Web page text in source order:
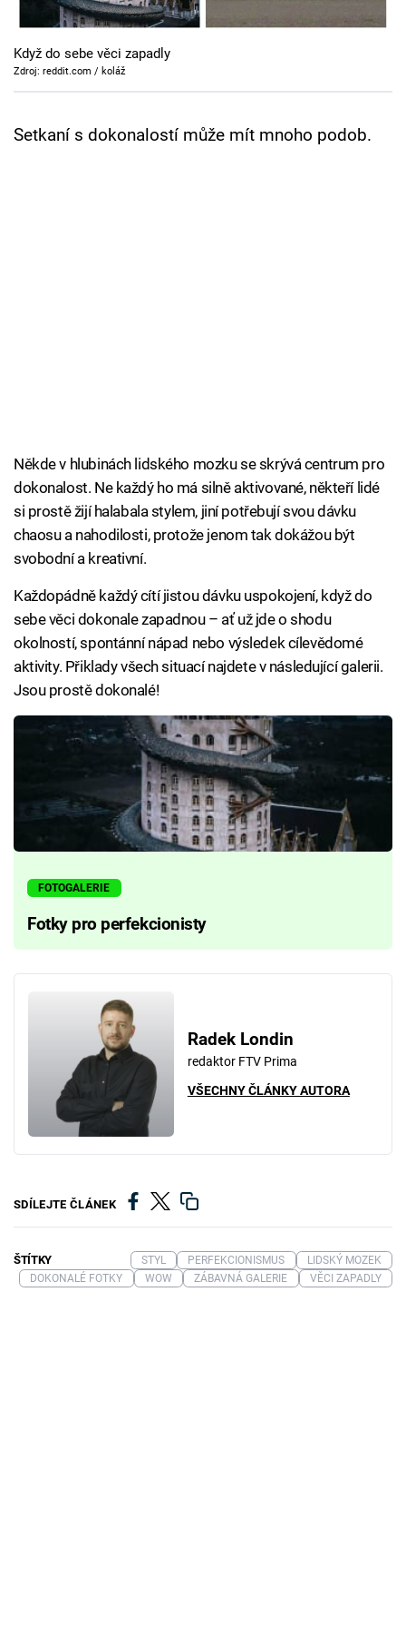
Cool Esport
Pořady
Když do sebe věci zapadly
Zdroj: reddit.com / koláž
Setkaní s dokonalostí může mít mnoho podob.
Někde v hlubinách lidského mozku se skrývá centrum pro
dokonalost. Ne každý ho má silně aktivované, někteří lidé
si prostě žijí halabala stylem, jiní potřebují svou dávku
chaosu a nahodilosti, protože jenom tak dokážou být
svobodní a kreativní.
Každopádně každý cítí jistou dávku uspokojení, když do
sebe věci dokonale zapadnou – ať už jde o shodu
okolností, spontánní nápad nebo výsledek cílevědomé
aktivity. Přiklady všech situací najdete v následující galerii.
Jsou prostě dokonalé!
FOTOGALERIE
Fotky pro perfekcionisty
Radek Londin
redaktor FTV Prima
VŠECHNY ČLÁNKY AUTORA
SDÍLEJTE ČLÁNEK
ŠTÍTKY STYL PERFEKCIONISMUS
LIDSKÝ MOZEK
DOKONALÉ FOTKY
WOW ZÁBAVNÁ GALERIE VĚCI ZAPADLY